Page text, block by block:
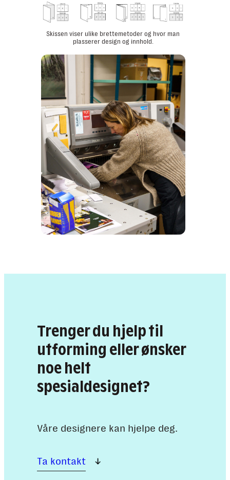
Skissen viser ulike brettemetoder og hvor man
plasserer design og innhold.
Trenger du hjelp til
utforming eller ønsker
noe helt
spesialdesignet?
Våre designere kan hjelpe deg.
Ta kontakt